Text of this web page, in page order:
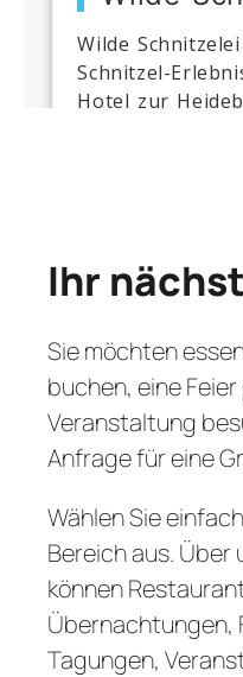
Ihr
Sie möchten
buchen, eine
Veranstaltung
Anfrage für eine
Wählen Sie
Bereich aus.
können
Übernachtungen,
Tagungen,